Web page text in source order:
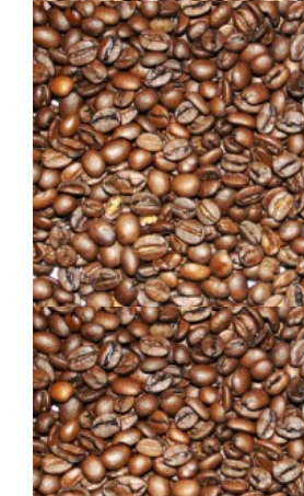
PREMIERE NATION – FLO
ÉQUITABLE